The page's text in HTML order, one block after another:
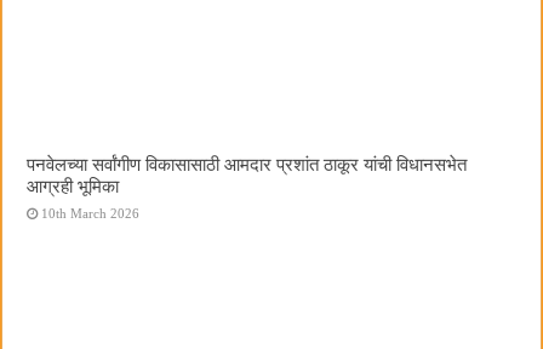
पनवेलच्या सर्वांगीण विकासासाठी आमदार प्रशांत ठाकूर यांची विधानसभेत
आग्रही भूमिका
10th March 2026